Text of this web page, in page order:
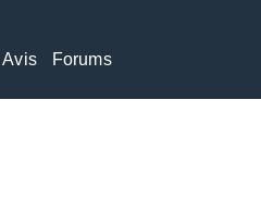
Avis Forums